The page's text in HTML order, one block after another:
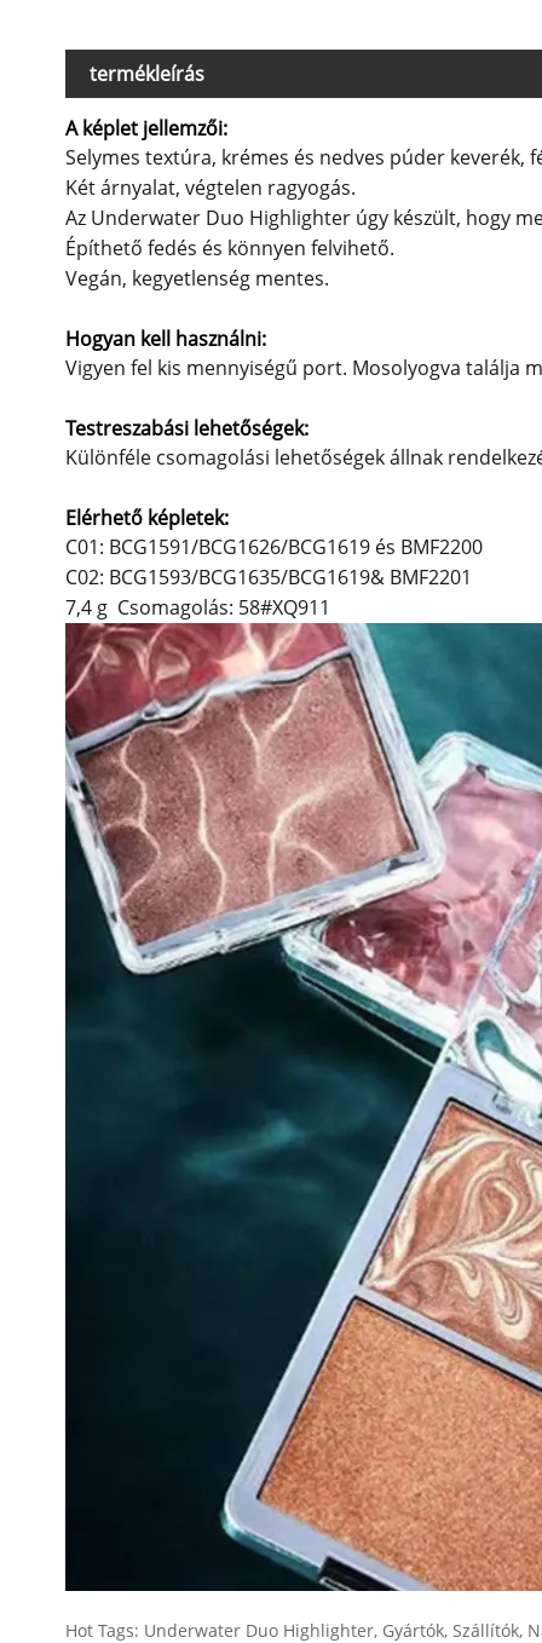
termékleírás
A képlet jellemzői:
Selymes textúra, krémes és nedves púder keverék,
Két árnyalat, végtelen ragyogás.
Az Underwater Duo Highlighter úgy készült, hogy
Építhető fedés és könnyen felvihető.
Vegán, kegyetlenség mentes.
Hogyan kell használni:
Vigyen fel kis mennyiségű port. Mosolyogva találja
Testreszabási lehetőségek:
Különféle csomagolási lehetőségek állnak
Elérhető képletek:
C01: BCG1591/BCG1626/BCG1619 és BMF2200
C02: BCG1593/BCG1635/BCG1619& BMF2201
7,4 g Csomagolás: 58#XQ911
Hot Tags: Underwater Duo Highlighter, Gyártók, Szállítók,